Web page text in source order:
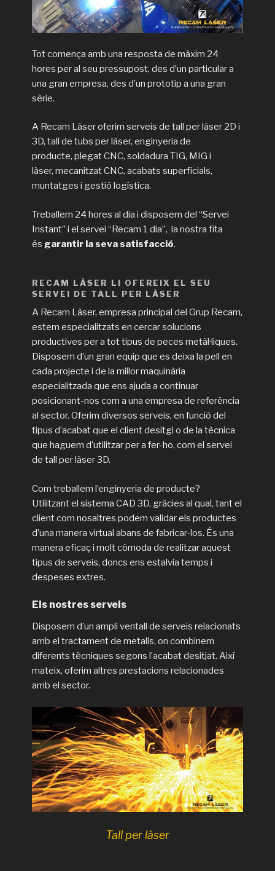
Tot comença amb una resposta de màxim 24
hores per al seu pressupost, des d’un particular a
una gran empresa, des d’un prototip a una gran
sèrie.
A Recam Làser oferim serveis de tall per làser 2D i
3D, tall de tubs per làser, enginyeria de
producte, plegat CNC, soldadura TIG, MIG i
làser, mecanitzat CNC, acabats superficials,
muntatges i gestió logística.
Treballem 24 hores al dia i disposem del “Servei
Instant” i el servei “Recam 1 dia”, la nostra fita
és garantir la seva satisfacció.
RECAM LÀSER LI OFEREIX EL SEU
SERVEI DE TALL PER LÀSER
A Recam Làser, empresa principal del Grup Recam,
estem especialitzats en cercar solucions
productives per a tot tipus de peces metàl·liques.
Disposem d’un gran equip que es deixa la pell en
cada projecte i de la millor maquinària
especialitzada que ens ajuda a continuar
posicionant-nos com a una empresa de referència
al sector. Oferim diversos serveis, en funció del
tipus d’acabat que el client desitgi o de la tècnica
que haguem d’utilitzar per a fer-ho, com el servei
de tall per làser 3D.
Com treballem l’enginyeria de producte?
Utilitzant el sistema CAD 3D, gràcies al qual, tant el
client com nosaltres podem validar els productes
d’una manera virtual abans de fabricar-los. És una
manera eficaç i molt còmoda de realitzar aquest
tipus de serveis, doncs ens estalvia temps i
despeses extres.
Els nostres serveis
Disposem d’un ampli ventall de serveis relacionats
amb el tractament de metalls, on combinem
diferents tècniques segons l’acabat desitjat. Així
mateix, oferim altres prestacions relacionades
amb el sector.
Tall per làser